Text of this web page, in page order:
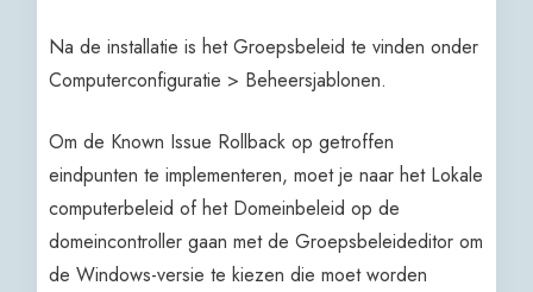
Na de installatie is het Groepsbeleid te vinden onder
Computerconfiguratie > Beheersjablonen.
Om de Known Issue Rollback op getroffen
eindpunten te implementeren, moet je naar het Lokale
computerbeleid of het Domeinbeleid op de
domeincontroller gaan met de Groepsbeleideditor om
de Windows-versie te kiezen die moet worden